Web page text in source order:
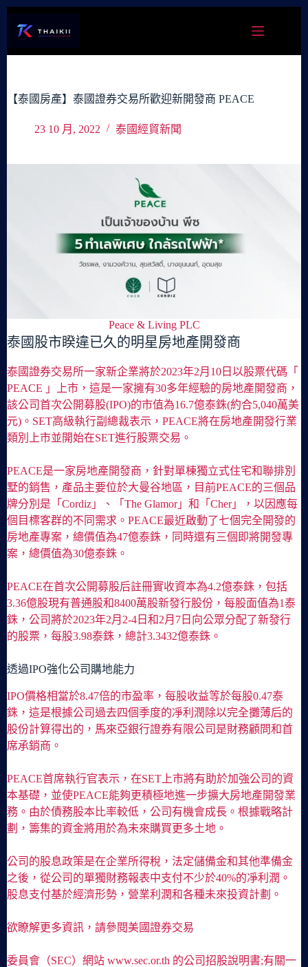
容
【泰國房產】泰國證券交易所歡迎新開發商 PEACE
23 10 月, 2022 泰國經貿新聞
Peace & Living PLC
泰國股市睽違已久的明星房地產開發商
泰國證券交易所一家新企業將於2023年2月10日以股票代碼「
PEACE 」上市，這是一家擁有30多年經驗的房地產開發商，
該公司首次公開募股(IPO)的市值為16.7億泰銖(約合5,040萬美
元)。SET高級執行副總裁表示，PEACE將在房地產開發行業
類別上市並開始在SET進行股票交易。
PEACE是一家房地產開發商，針對單棟獨立式住宅和聯排別
墅的銷售，產品主要位於大曼谷地區，目前PEACE的三個品
牌分別是「Cordiz」、「The Glamor」和「Cher」，以因應每
個目標客群的不同需求。PEACE最近啟動了七個完全開發的
房地產專案，總價值為47億泰銖，同時還有三個即將開發專
案，總價值為30億泰銖。
PEACE在首次公開募股后註冊實收資本為4.2億泰銖，包括
3.36億股現有普通股和8400萬股新發行股份，每股面值為1泰
銖，公司將於2023年2月2-4日和2月7日向公眾分配了新發行
的股票，每股3.98泰銖，總計3.3432億泰銖。
透過IPO強化公司購地能力
IPO價格相當於8.47倍的市盈率，每股收益等於每股0.47泰
銖，這是根據公司過去四個季度的凈利潤除以完全攤薄后的
股份計算得出的，馬來亞銀行證券有限公司是財務顧問和首
席承銷商。
PEACE首席執行官表示，在SET上市將有助於加強公司的資
本基礎，並使PEACE能夠更積極地進一步擴大房地產開發業
務。由於債務股本比率較低，公司有機會成長。根據戰略計
劃，籌集的資金將用於為未來購買更多土地。
公司的股息政策是在企業所得稅，法定儲備金和其他準備金
之後，從公司的單獨財務報表中支付不少於40%的凈利潤。
股息支付基於經濟形勢，營業利潤和各種未來投資計劃。
欲瞭解更多資訊，請參閱美國證券交易
委員會（SEC）網站 www.sec.or.th 的公司招股說明書;有關一